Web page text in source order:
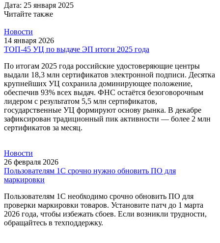
Дата: 25 января 2025
Читайте также
Новости
14 января 2026
ТОП-45 УЦ по выдаче ЭП итоги 2025 года
По итогам 2025 года российские удостоверяющие центры
выдали 18,3 млн сертификатов электронной подписи. Десятка
крупнейших УЦ сохранила доминирующее положение,
обеспечив 93% всех выдач. ФНС остаётся безоговорочным
лидером с результатом 5,5 млн сертификатов,
государственные УЦ формируют основу рынка. В декабре
зафиксирован традиционный пик активности — более 2 млн
сертификатов за месяц.
Новости
26 февраля 2026
Пользователям 1С срочно нужно обновить ПО для
маркировки
Пользователям 1С необходимо срочно обновить ПО для
проверки маркировки товаров. Установите патч до 1 марта
2026 года, чтобы избежать сбоев. Если возникли трудности,
обращайтесь в техподдержку.